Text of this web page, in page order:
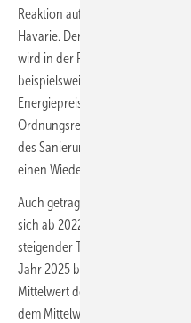
Reaktion auf eine Havarie oder
Havarie. Der Umstieg auf eine
wird in der Regel mit viel Vorlauf
beispielsweise durch
Energiepreisen und Mund-zu-
Ordnungsrecht. Es ist also
des Sanierungsstaus „aktiviert“
einen Wiedervereinigungseffekt
Auch getragen von der
sich ab 2022 ein relativ stabiler
steigender Trend bei
Jahr 2025 bei stark veränderter
Mittelwert der Sanierungsstau-
dem Mittelwert der Boom-Phase